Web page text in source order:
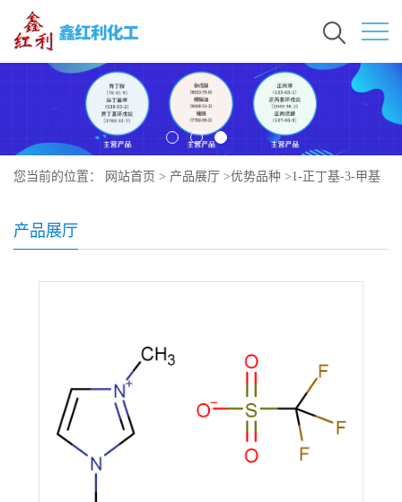
您当前的位置： 网站首页 > 产品展厅 >优势品种 >1-正丁基-3-甲基
产品展厅